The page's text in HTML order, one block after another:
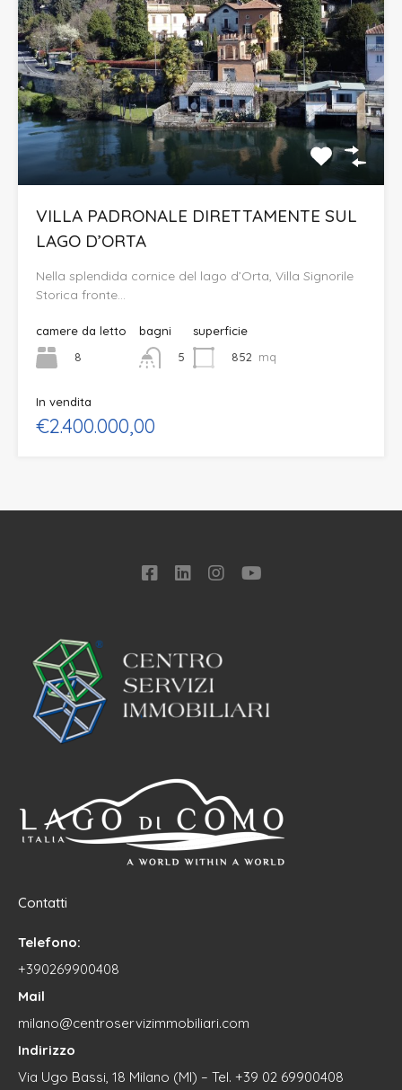
VILLA PADRONALE DIRETTAMENTE SUL
LAGO D’ORTA
Nella splendida cornice del lago d’Orta, Villa Signorile
Storica fronte…
camere da letto
8
bagni
5
superficie
852 mq
In vendita
€2.400.000,00
Contatti
Telefono:
+390269900408
Mail
milano@centroservizimmobiliari.com
Indirizzo
Via Ugo Bassi, 18 Milano (MI) – Tel. +39 02 69900408